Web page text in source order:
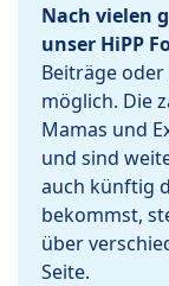
Nach vielen
unser HiPP
Beiträge
möglich. Die
Mamas und
und sind
auch künftig
bekommst,
über
Seite.